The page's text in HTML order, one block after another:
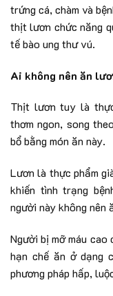
trứng cá, chàm và
thịt lươn chức năng
tế bào ung thư vú.
Ai không nên ăn
Thịt lươn tuy là
thơm ngon, song
bổ bằng món ăn này.
Lươn là thực phẩm
khiến tình trạng
người này không nên
Người bị mỡ máu
hạn chế ăn ở dạng
phương pháp hấp,